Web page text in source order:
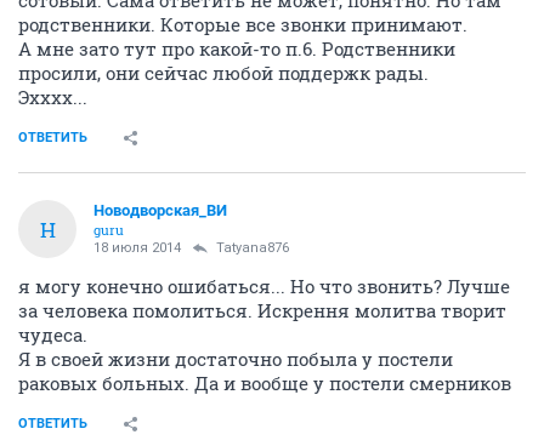
родственники. Которые все звонки принимают.
А мне зато тут про какой-то п.6. Родственники
просили, они сейчас любой поддержк рады.
Эхххх...
ОТВЕТИТЬ
Н
Новодворcкая_ВИ
guru
18 июля 2014 Tatyana876
я могу конечно ошибаться... Но что звонить? Лучше
за человека помолиться. Искрення молитва творит
чудеса.
Я в своей жизни достаточно побыла у постели
раковых больных. Да и вообще у постели смерников
ОТВЕТИТЬ